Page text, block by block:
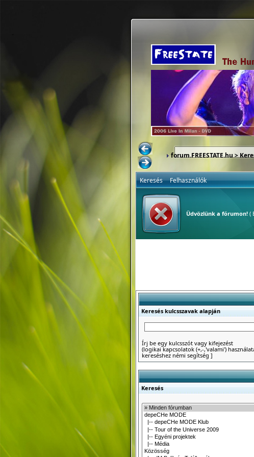
forum.FREESTATE.hu>
Keresés Felhasználók
Üdvözlünk a fórumon!(
Keresés kulcsszavak alapján
Írj be egy kulcsszót vagy kifejezést
(logikai kapcsolatok (+,-,'valami')
kereséshez némi segítség ]
Keresés